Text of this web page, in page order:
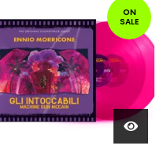
ON
SALE